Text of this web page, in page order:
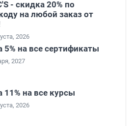
- скидка 20% по
на любой заказ от
2026
5% на все сертификаты
2027
11% на все курсы
2026